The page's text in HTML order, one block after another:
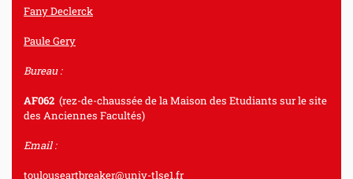
Fany Declerck
Paule Gery
Bureau :
AF062 (rez-de-chaussée de la Maison des Etudiants sur le site
des Anciennes Facultés)
Email :
toulouseartbreaker@univ-tlse1.fr